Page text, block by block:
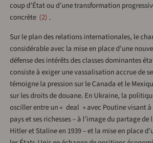
coup d’État ou d’une transformation
concrète 2 .
Sur le plan des relations internationales, le
considérable avec la mise en place d’une
défense des intérêts des classes dominantes
consiste à exiger une vassalisation accrue de
témoigne la pression sur le Canada et le
sur les droits de douane. En Ukraine, la
osciller entre un « deal » avec Poutine visant
pays et ses richesses – à l’image du partage
Hitler et Staline en 1939 – et la mise en place